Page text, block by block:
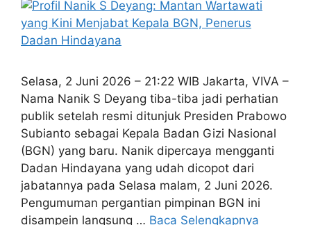
Selasa, 2 Juni 2026 – 21:22 WIB Jakarta, VIVA –
Nama Nanik S Deyang tiba-tiba jadi perhatian
publik setelah resmi ditunjuk Presiden Prabowo
Subianto sebagai Kepala Badan Gizi Nasional
(BGN) yang baru. Nanik dipercaya mengganti
Dadan Hindayana yang udah dicopot dari
jabatannya pada Selasa malam, 2 Juni 2026.
Pengumuman pergantian pimpinan BGN ini
disampein langsung … Baca Selengkapnya